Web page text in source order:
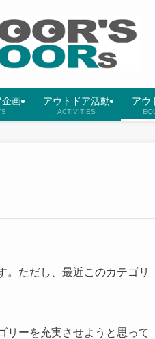
企画 アウトドア活動
ACTIVITIES
アウ
。ただし、最近このカテゴリ
リーを充実させようと思って